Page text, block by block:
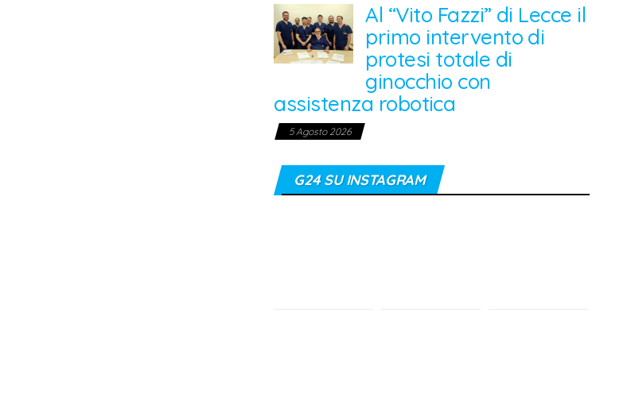
Al “Vito Fazzi” di Lecce il
primo intervento di
protesi totale di
ginocchio con
assistenza robotica
5 Agosto 2026
G24 SU INSTAGRAM